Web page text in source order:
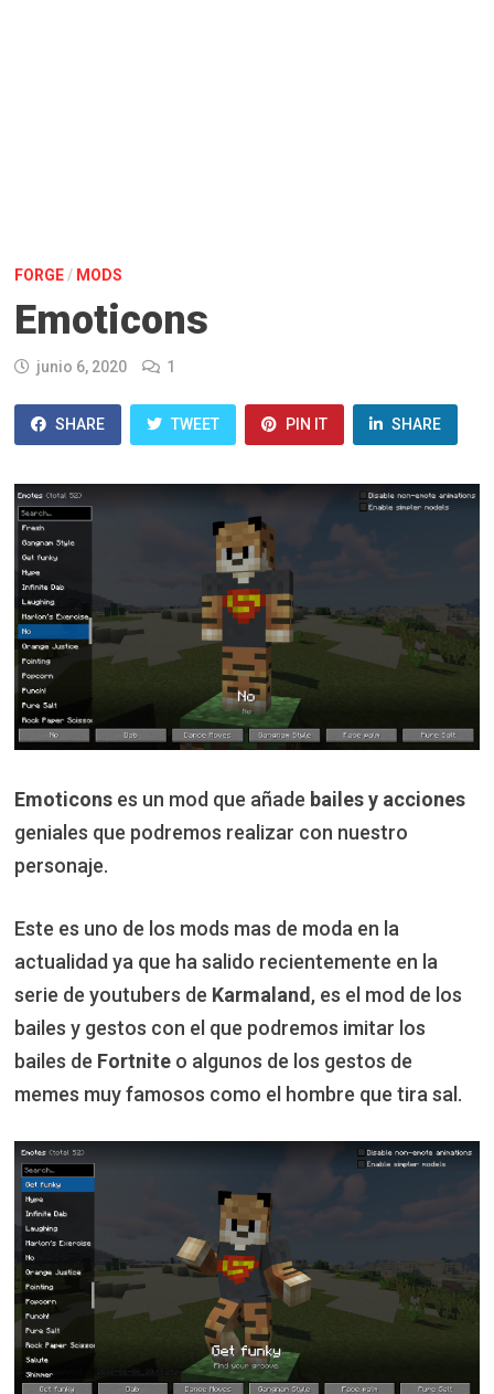
FORGE/ MODS
Emoticons
junio 6, 2020 1
SHARE TWEET PIN IT SHARE
Emoticons es un mod que añade bailes y acciones
geniales que podremos realizar con nuestro
personaje.
Este es uno de los mods mas de moda en la
actualidad ya que ha salido recientemente en la
serie de youtubers de Karmaland, es el mod de los
bailes y gestos con el que podremos imitar los
bailes de Fortnite o algunos de los gestos de
memes muy famosos como el hombre que tira sal.